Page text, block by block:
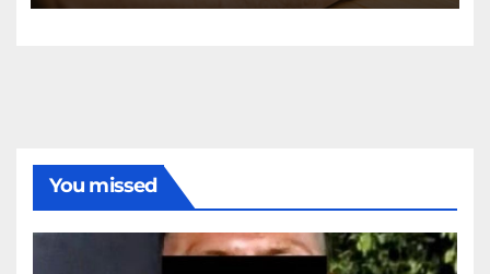
You missed